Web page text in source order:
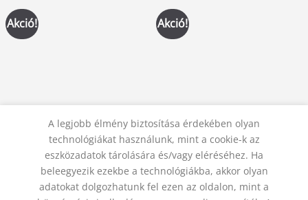
Akció!
Amer és a félelem
Original
price
was:
1
500 Ft.
1 400FtCurrent
price
is:
1
400 Ft.
KOSÁRBA TESZEM
Akció!
KÖNYVEK
Mihály arkangyal korszaka
2 400Ft Original
price
was:
2
400 Ft.
2 300FtCurrent
price
is:
2
300 Ft.
KOSÁRBA TESZEM
A legjobb élmény biztosítása érdekében olyan
technológiákat használunk, mint a cookie-k az
eszközadatok tárolására és/vagy eléréséhez. Ha
beleegyezik ezekbe a technológiákba, akkor olyan
adatokat dolgozhatunk fel ezen az oldalon, mint a